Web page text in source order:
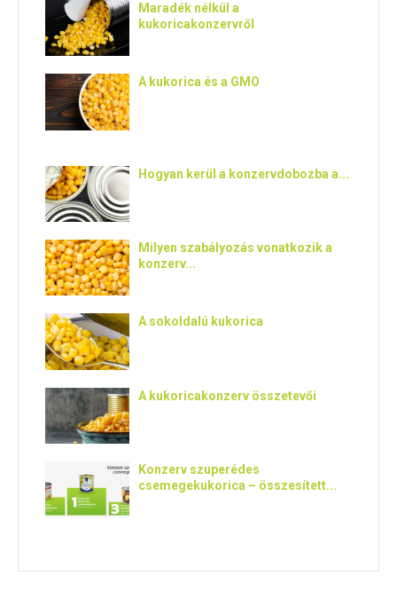
Maradék nélkül a
kukoricakonzervről
A kukorica és a GMO
Hogyan kerül a konzervdobozba a...
Milyen szabályozás vonatkozik a
konzerv...
A sokoldalú kukorica
A kukoricakonzerv összetevői
Konzerv szuperédes
csemegekukorica – összesített...